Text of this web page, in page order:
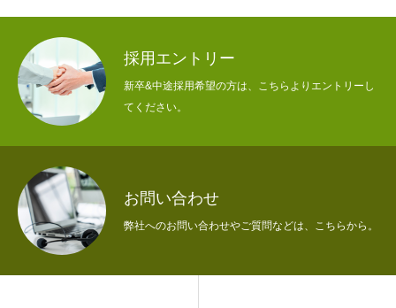
COMPANY
BUSINESS
RECRUIT
NEWS INTERVIEW COMPANY
採用エントリー
新卒&中途採用希望の方は、こちらよりエントリーし
てください。
お問い合わせ
弊社へのお問い合わせやご質問などは、こちらから。